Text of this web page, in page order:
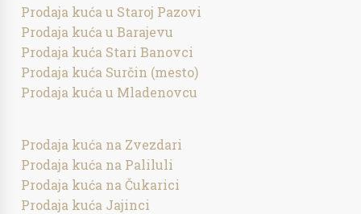
Prodaja kuća u Staroj Pazovi
Prodaja kuća u Barajevu
Prodaja kuća Stari Banovci
Prodaja kuća Surčin (mesto)
Prodaja kuća u Mladenovcu
Prodaja kuća na Zvezdari
Prodaja kuća na Paliluli
Prodaja kuća na Čukarici
Prodaja kuća Jajinci